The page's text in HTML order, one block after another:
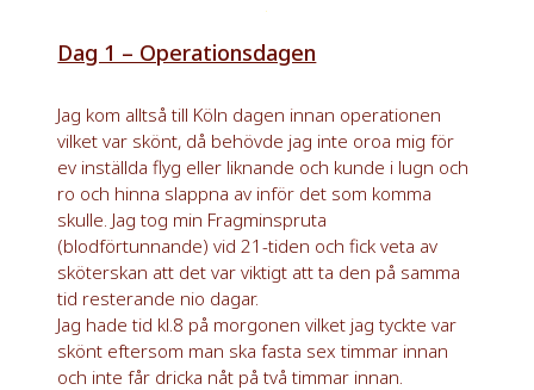
Dag 1 – Operationsdagen
Jag kom alltså till Köln dagen innan operationen
vilket var skönt, då behövde jag inte oroa mig för
ev inställda flyg eller liknande och kunde i lugn och
ro och hinna slappna av inför det som komma
skulle. Jag tog min Fragminspruta
(blodförtunnande) vid 21-tiden och fick veta av
sköterskan att det var viktigt att ta den på samma
tid resterande nio dagar.
Jag hade tid kl.8 på morgonen vilket jag tyckte var
skönt eftersom man ska fasta sex timmar innan
och inte får dricka nåt på två timmar innan.